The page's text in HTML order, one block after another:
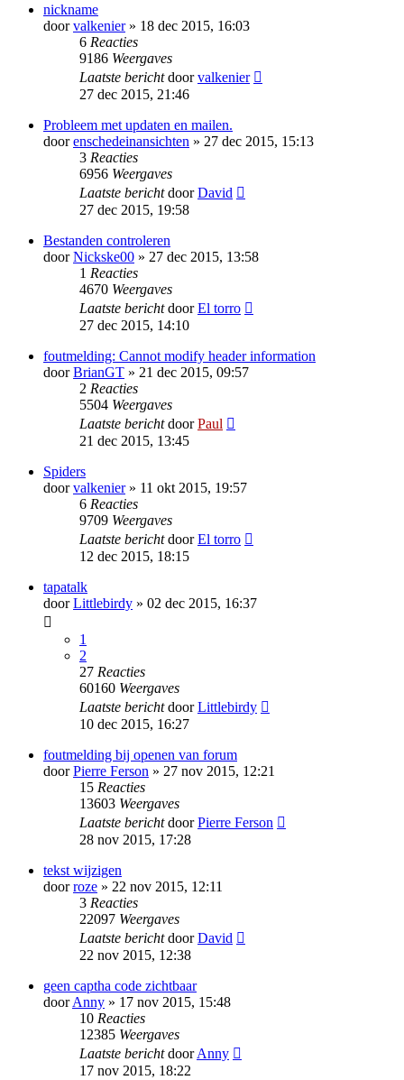
nickname
doorvalkenier» 18 dec 2015, 16:03
6 Reacties
9186 Weergaves
Laatste berichtdoorvalkenier
27 dec 2015, 21:46
Probleem met updaten en mailen.
doorenschedeinansichten » 27 dec 2015, 15:13
3 Reacties
6956 Weergaves
Laatste berichtdoorDavid
27 dec 2015, 19:58
Bestanden controleren
doorNickske00 » 27 dec 2015, 13:58
1 Reacties
4670 Weergaves
Laatste berichtdoorEl torro
27 dec 2015, 14:10
foutmelding: Cannot modify header information
doorBrianGT » 21 dec 2015, 09:57
2 Reacties
5504 Weergaves
Laatste berichtdoorPaul
21 dec 2015, 13:45
Spiders
doorvalkenier» 11 okt 2015, 19:57
6 Reacties
9709 Weergaves
Laatste berichtdoorEl torro
12 dec 2015, 18:15
tapatalk
doorLittlebirdy » 02 dec 2015, 16:37
1
2
27 Reacties
60160 Weergaves
Laatste berichtdoorLittlebirdy
10 dec 2015, 16:27
foutmelding bij openen van forum
doorPierre Ferson » 27 nov 2015, 12:21
15 Reacties
13603 Weergaves
Laatste berichtdoorPierre Ferson
28 nov 2015, 17:28
tekst wijzigen
doorroze » 22 nov 2015, 12:11
3 Reacties
22097 Weergaves
Laatste berichtdoorDavid
22 nov 2015, 12:38
geen captha code zichtbaar
doorAnny » 17 nov 2015, 15:48
10 Reacties
12385 Weergaves
Laatste berichtdoorAnny
17 nov 2015, 18:22